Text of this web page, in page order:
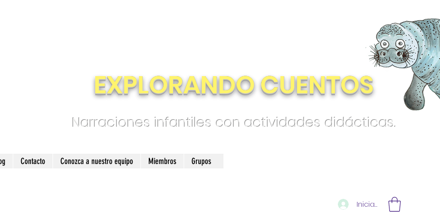
EXPLORANDO CUENTOS
Narraciones infantiles con actividades didácticas.
Iniciar sesión
Contacto Conozca a nuestro equipo Miembros Grupos